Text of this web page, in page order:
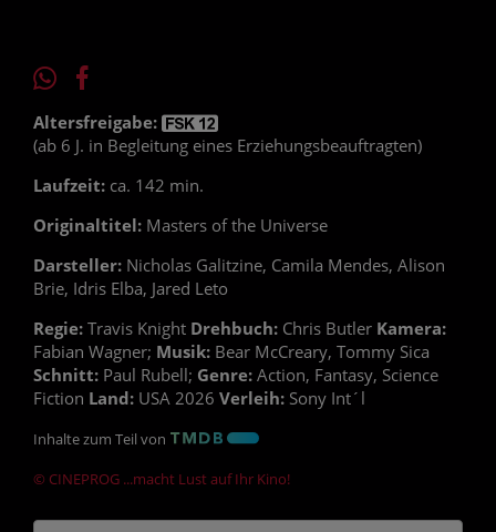
Altersfreigabe:
(ab 6 J. in Begleitung eines Erziehungsbeauftragten)
Laufzeit: ca. 142 min.
Originaltitel: Masters of the Universe
Darsteller: Nicholas Galitzine, Camila Mendes, Alison
Brie, Idris Elba, Jared Leto
Regie: Travis Knight Drehbuch: Chris Butler Kamera:
Fabian Wagner; Musik: Bear McCreary, Tommy Sica
Schnitt: Paul Rubell; Genre: Action, Fantasy, Science
Fiction Land: USA 2026 Verleih: Sony Int´l
Inhalte zum Teil von
© CINEPROG ...macht Lust auf Ihr Kino!